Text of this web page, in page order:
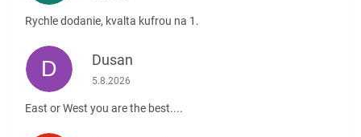
Rychle dodanie, kvalta kufrou na 1.
D Dusan
Hodnotenie obchodu je 5 z 5 hviezdičiek.
5.8.2026
East or West you are the best....